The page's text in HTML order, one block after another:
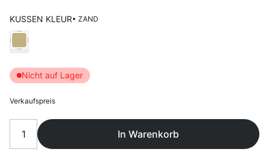
Uber uns
KUSSEN KLEUR• ZAND
Wählen Kussen kleur
Nicht auf Lager
Verkaufspreis
In Warenkorb